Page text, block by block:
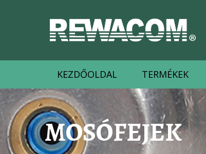
KEZDŐOLDAL TERMÉKEK
MOSÓFEJEK